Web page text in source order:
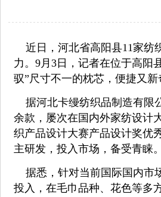
近日，河北省高阳县11家纺
力。 9月3日，记者在位于高阳
驭”尺寸不一的枕芯，便捷又新
据河北卡缦纺织品制造有限
余款，屡次在国内外家纺设计
织产品设计大赛产品设计奖优
主研发，投入市场，备受青睐。
据悉，针对当前国际国内市
投入，在毛巾品种、花色等多